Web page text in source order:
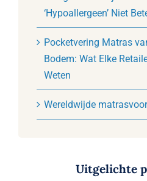
‘Hypoallergeen’ Niet
Pocketvering Matras
Bodem: Wat Elke
Weten
Wereldwijde
Uitgelichte